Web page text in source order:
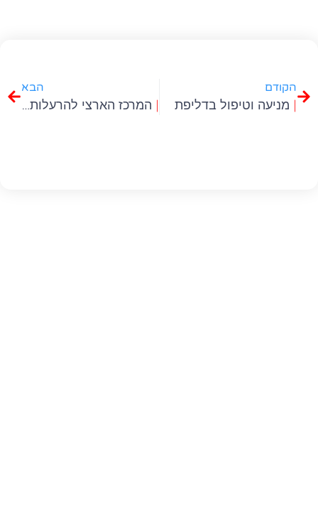
הקודם
|מניעה וטיפול בדליפת
הבא
המרכז הארצי להרעלות ברמב"ם – מי אתם??